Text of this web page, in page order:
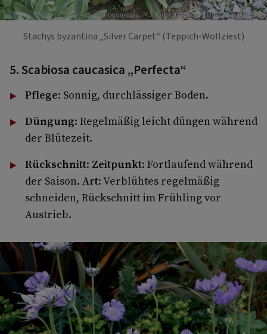
Foto: mauritius images / McPHOTO / Hans-Roland Müller / imageBROKER
Stachys byzantina „Silver Carpet“ (Teppich-Wollziest)
5. Scabiosa caucasica „Perfecta“
Pflege: Sonnig, durchlässiger Boden.
Düngung: Regelmäßig leicht düngen während
der Blütezeit.
Rückschnitt: Zeitpunkt: Fortlaufend während
der Saison. Art: Verblühtes regelmäßig
schneiden, Rückschnitt im Frühling vor
Austrieb.